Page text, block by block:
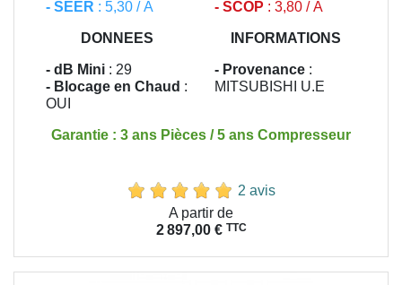
- SEER : 5,30 / A - SCOP : 3,80 / A
DONNEES
- dB Mini : 29
- Blocage en Chaud :
OUI
INFORMATIONS
- Provenance :
MITSUBISHI U.E
Garantie : 3 ans Pièces / 5 ans Compresseur
2 avis
A partir de
2 897,00 € TTC